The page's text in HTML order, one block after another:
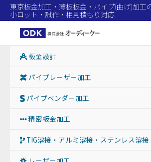
東京板金加工・薄板板金・パイプ(曲げ)加工
小ロット・試作・相見積もり対応
板金設計
パイプレーザー加工
パイプベンダー加工
精密板金加工
TIG溶接・アルミ溶接・ステンレス溶接